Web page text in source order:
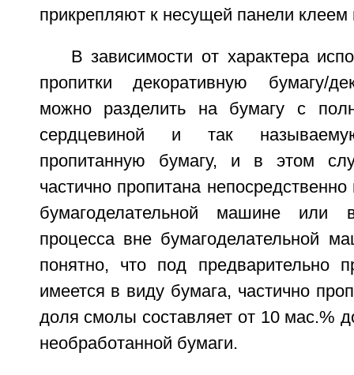
прикрепляют к несущей панели клеем
В зависимости от характера
пропитки декоративную бумагу/
можно разделить на бумагу с
сердцевиной и так
пропитанную бумагу, и в этом
частично пропитана
бумагоделательной машине или
процесса вне бумагоделательной
понятно, что под предварительно
имеется в виду бумага, частично
доля смолы составляет от 10 мас.%
необработанной бумаги.